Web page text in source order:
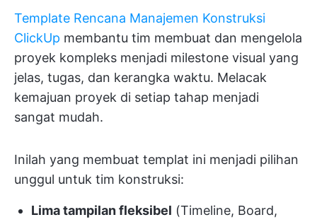
Template Rencana Manajemen Konstruksi
ClickUp membantu tim membuat dan mengelola
proyek kompleks menjadi milestone visual yang
jelas, tugas, dan kerangka waktu. Melacak
kemajuan proyek di setiap tahap menjadi
sangat mudah.
Inilah yang membuat templat ini menjadi pilihan
unggul untuk tim konstruksi:
Lima tampilan fleksibel (Timeline, Board,